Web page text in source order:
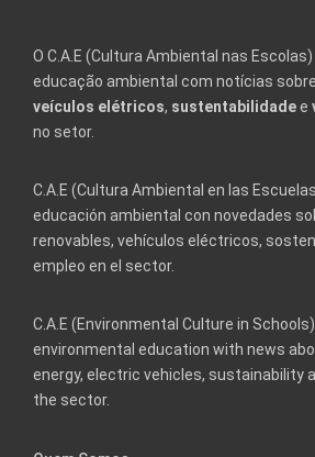
O C.A.E (Cultura Ambiental nas
educação ambiental com notícias sobre
veículos elétricos, sustentabilidadee
no setor.
C.A.E (Cultura Ambiental en las
educación ambiental con novedades
renovables, vehículos eléctricos,
empleo en el sector.
C.A.E (Environmental Culture in
environmental education with news
energy, electric vehicles, sustainability
the sector.